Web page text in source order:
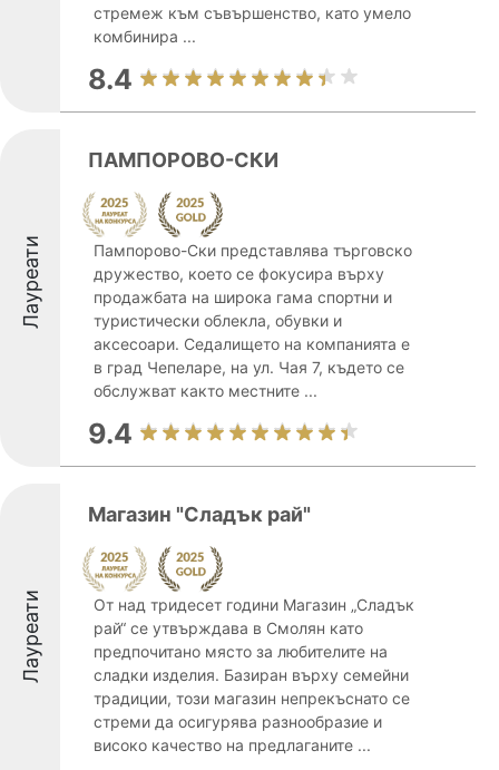
стремеж към съвършенство, като умело
комбинира ...
8.4
Лауреати
ПАМПОРОВО-СКИ
Пампорово-Ски представлява търговско
дружество, което се фокусира върху
продажбата на широка гама спортни и
туристически облекла, обувки и
аксесоари. Седалището на компанията е
в град Чепеларе, на ул. Чая 7, където се
обслужват както местните ...
9.4
Лауреати
Магазин "Сладък рай"
От над тридесет години Магазин „Сладък
рай“ се утвърждава в Смолян като
предпочитано място за любителите на
сладки изделия. Базиран върху семейни
традиции, този магазин непрекъснато се
стреми да осигурява разнообразие и
високо качество на предлаганите ...